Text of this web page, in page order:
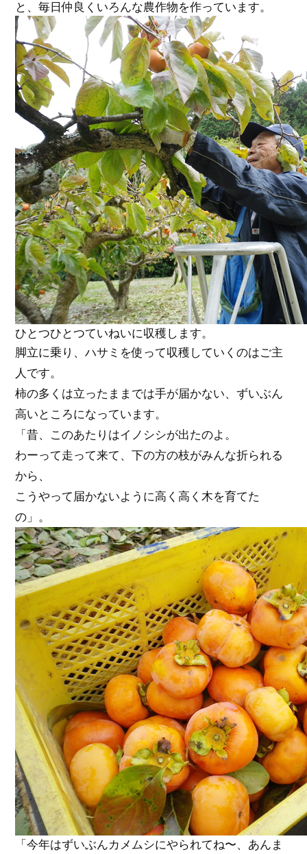
と、毎日仲良くいろんな農作物を作っています。
ひとつひとつていねいに収穫します。
脚立に乗り、ハサミを使って収穫していくのはご主
人です。
柿の多くは立ったままでは手が届かない、ずいぶん
高いところになっています。
「昔、このあたりはイノシシが出たのよ。
わーって走って来て、下の方の枝がみんな折られる
から、
こうやって届かないように高く高く木を育てた
の」。
「今年はずいぶんカメムシにやられてね〜、あんま